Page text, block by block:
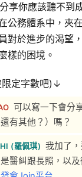
享你應該聽不到
公務體系中，夾
對於進步的渴望
樣的困境。
限定字數吧)↓
可以寫一下會分
有其他？）嗎？
(羅佩琪) 我加了
醫糾跟長照，以及